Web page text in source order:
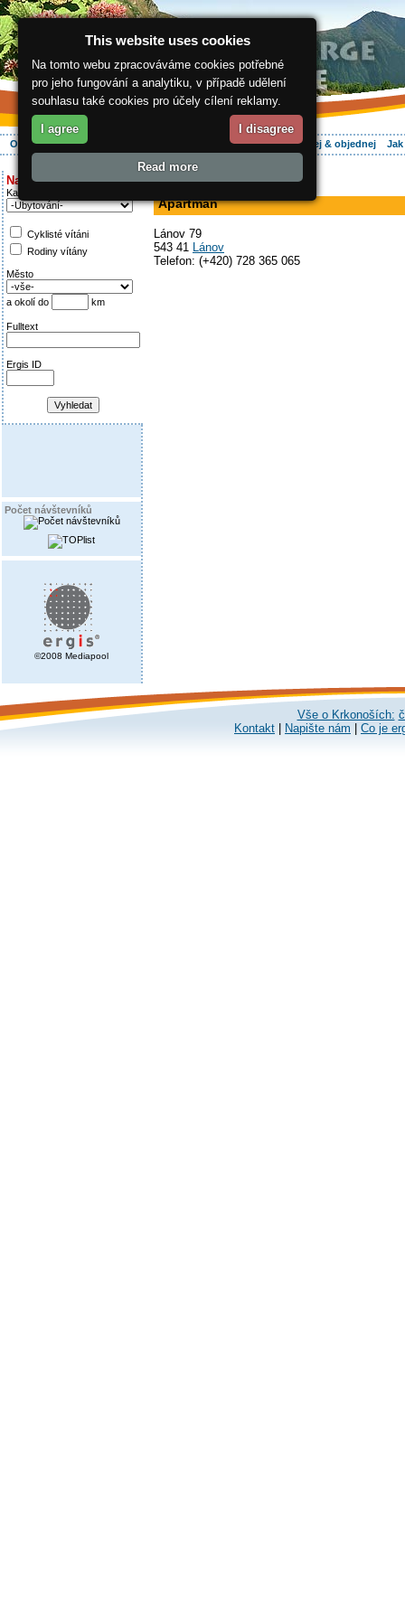
O regionu Aktivně Ubytování Hledej & objednej
Najděte si:
Kategorie
Cyklisté vítáni
Rodiny vítány
Město
a okolí do km
Fulltext
Ergis ID
Počet návštevníků
©2008 Mediapool
ergis.cz>
Apartmán
Lánov 79
543 41 Lánov
Telefon: (+420) 728 365 065
Vše o Krkonoších:
Kontakt
Napište nám Co je
This website uses cookies
Na tomto webu zpracováváme cookies potřebné
pro jeho fungování a analytiku, v případě udělení
souhlasu také cookies pro účely cílení reklamy.
I agree I disagree
Read more